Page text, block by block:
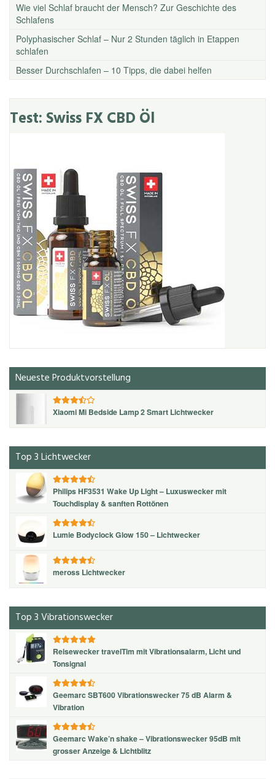
Wie viel Schlaf braucht der Mensch? Zur Geschichte des
Schlafens
Polyphasischer Schlaf – Nur 2 Stunden täglich in Etappen
schlafen
Besser Durchschlafen – 10 Tipps, die dabei helfen
Test: Swiss FX CBD Öl
Neueste Produktvorstellung
Xiaomi Mi Bedside Lamp 2 Smart Lichtwecker
Top 3 Lichtwecker
Philips HF3531 Wake Up Light – Luxuswecker mit
Touchdisplay & sanften Rottönen
Lumie Bodyclock Glow 150 – Lichtwecker
meross Lichtwecker
Top 3 Vibrationswecker
Reisewecker travelTim mit Vibrationsalarm, Licht und
Tonsignal
Geemarc SBT600 Vibrationswecker 75 dB Alarm &
Vibration
Geemarc Wake’n shake – Vibrationswecker 95dB mit
grosser Anzeige & Lichtblitz